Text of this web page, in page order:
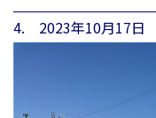
4. 2023年10月17日